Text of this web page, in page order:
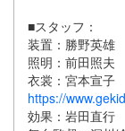
■スタッフ：
装置：勝野英雄
照明：前田照夫
衣裳：宮本宣子
https://
効果：岩田直行